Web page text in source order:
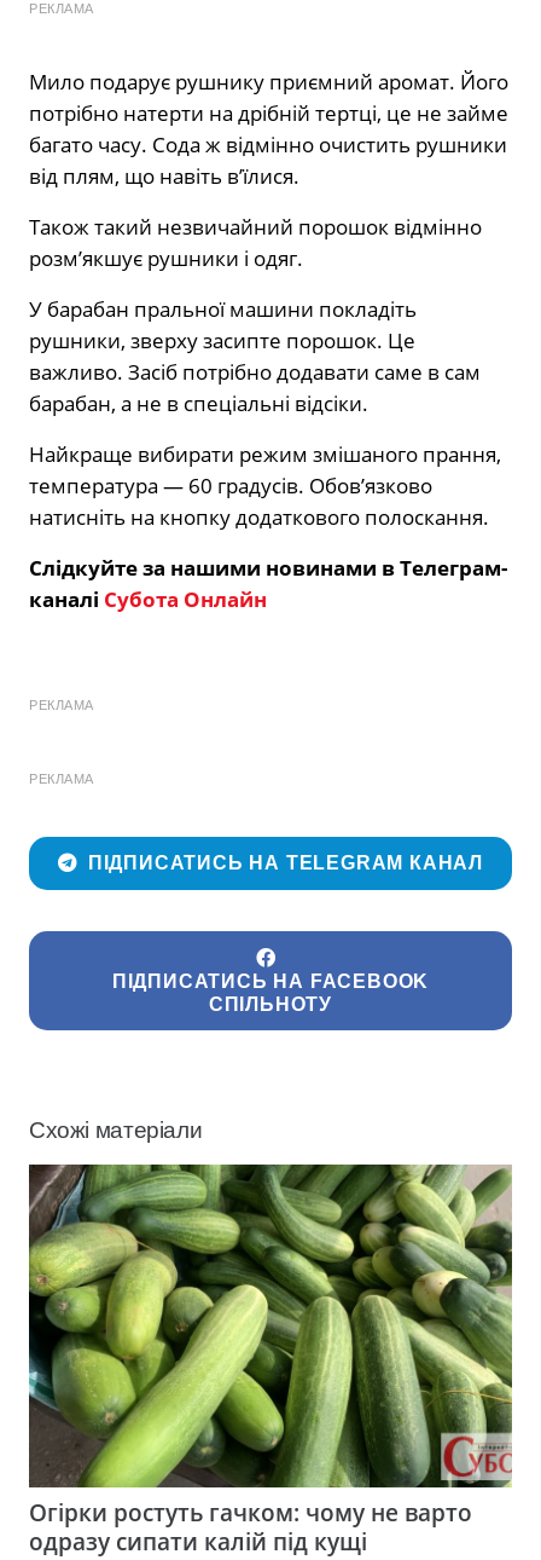
РЕКЛАМА
Мило подарує рушнику приємний аромат. Його
потрібно натерти на дрібній тертці, це не займе
багато часу. Сода ж відмінно очистить рушники
від плям, що навіть в’їлися.
Також такий незвичайний порошок відмінно
розм’якшує рушники і одяг.
У барабан пральної машини покладіть
рушники, зверху засипте порошок. Це
важливо. Засіб потрібно додавати саме в сам
барабан, а не в спеціальні відсіки.
Найкраще вибирати режим змішаного прання,
температура — 60 градусів. Обов’язково
натисніть на кнопку додаткового полоскання.
Слідкуйте за нашими новинами в Телеграм-
каналі Субота Онлайн
РЕКЛАМА
РЕКЛАМА
ПІДПИСАТИСЬ НА TELEGRAM КАНАЛ
ПІДПИСАТИСЬ НА FACEBOOK
СПІЛЬНОТУ
Схожі матеріали
Огірки ростуть гачком: чому не варто
одразу сипати калій під кущі